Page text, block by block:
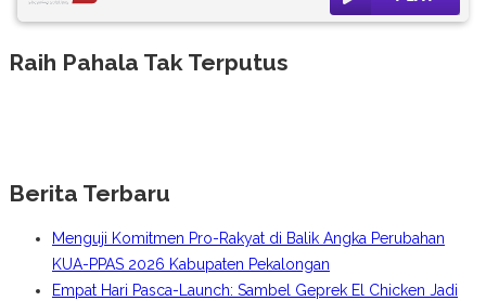
Raih Pahala Tak Terputus
Berita Terbaru
Menguji Komitmen Pro-Rakyat di Balik Angka Perubahan
KUA-PPAS 2026 Kabupaten Pekalongan
Empat Hari Pasca-Launch: Sambel Geprek El Chicken Jadi